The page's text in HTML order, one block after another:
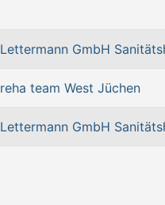
Lettermann GmbH
reha team West Jüchen
Lettermann GmbH